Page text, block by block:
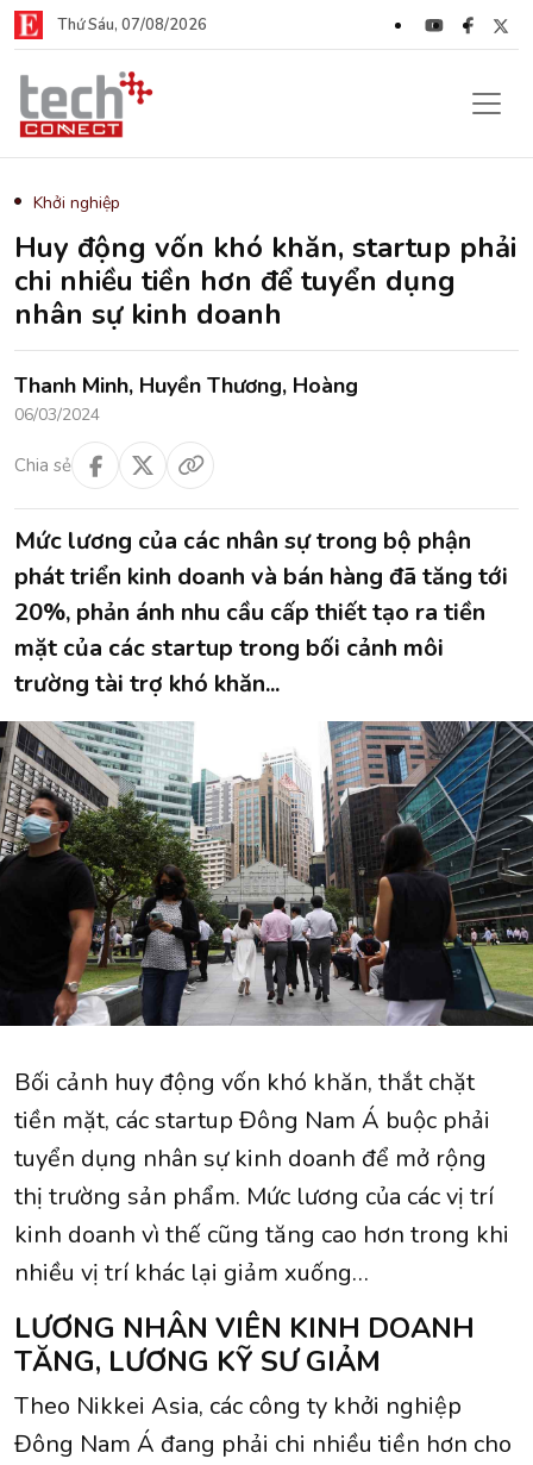
Thứ Sáu, 07/08/2026
Khởi nghiệp
Huy động vốn khó khăn, startup phải
chi nhiều tiền hơn để tuyển dụng
nhân sự kinh doanh
Thanh Minh, Huyền Thương, Hoàng
06/03/2024
Chia sẻ
Mức lương của các nhân sự trong bộ phận
phát triển kinh doanh và bán hàng đã tăng tới
20%, phản ánh nhu cầu cấp thiết tạo ra tiền
mặt của các startup trong bối cảnh môi
trường tài trợ khó khăn...
Bối cảnh huy động vốn khó khăn, thắt chặt
tiền mặt, các startup Đông Nam Á buộc phải
tuyển dụng nhân sự kinh doanh để mở rộng
thị trường sản phẩm. Mức lương của các vị trí
kinh doanh vì thế cũng tăng cao hơn trong khi
nhiều vị trí khác lại giảm xuống…
LƯƠNG NHÂN VIÊN KINH DOANH
TĂNG, LƯƠNG KỸ SƯ GIẢM
Theo Nikkei Asia, các công ty khởi nghiệp
Đông Nam Á đang phải chi nhiều tiền hơn cho